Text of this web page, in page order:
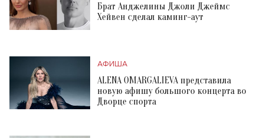
Брат Анджелины Джоли Джеймс
Хейвен сделал каминг-аут
АФИША
ALENA OMARGALIEVA представила
новую афишу большого концерта во
Дворце спорта